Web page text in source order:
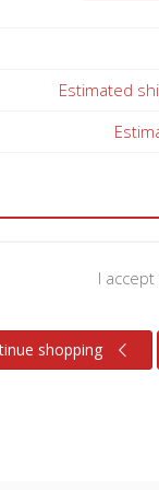
Estimated
I
shopping